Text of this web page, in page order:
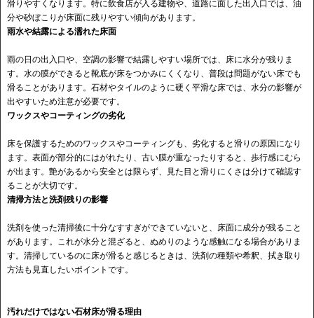
滑りやすくなります。特に飲食店が入る建物や、道路に面した出入口では、油
分や砂ぼこりが床面に残りやすい傾向があります。
雨水や結露による濡れた床面
雨の日の出入口や、空調の影響で結露しやすい場所では、床に水分が残りま
す。水の膜ができると靴底が床をつかみにくくなり、普段は問題がない床でも
滑ることがあります。石材やタイルのように硬く平滑な床では、水分の影響が
出やすいため注意が必要です。
ワックスやコーティングの劣化
床を保護するためのワックスやコーティングも、劣化すると滑りの原因になり
ます。表面が部分的にはがれたり、古い膜が重なったりすると、歩行感にむら
が出ます。艶があるから安全とは限らず、見た目と滑りにくさは分けて確認す
ることが大切です。
清掃方法と洗剤残りの影響
洗剤を使った清掃後に十分なすすぎができていないと、床面に成分が残ること
があります。これが水分と混ざると、ぬめりのような感触になる場合がありま
す。清掃しているのに床が滑ると感じるときは、洗剤の種類や希釈、拭き取り
方法も見直したいポイントです。
汚れだけではない石材床が滑る理由